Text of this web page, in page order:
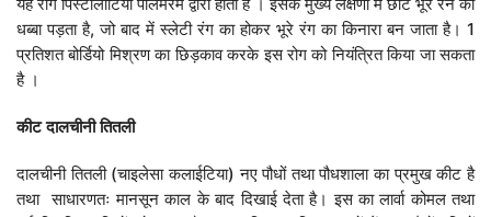
धब्बा पड़ता है, जो बाद में स्लेटी रंग का होकर भूरे रंग का किनारा बन जाता है। 1
प्रतिशत बोर्डियो मिश्रण का छिड़काव करके इस रोग को नियंत्रित किया जा सकता
है ।
कीट दालचीनी तितली
दालचीनी तितली (चाइलेसा कलाईटिया) नए पौधों तथा पौधशाला का प्रमुख कीट है
तथा साधारणतः मानसून काल के बाद दिखाई देता है। इस का लार्वा कोमल तथा